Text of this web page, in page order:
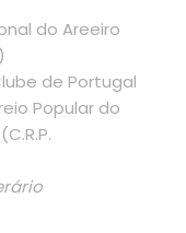
do Areeiro
de Portugal
Popular do